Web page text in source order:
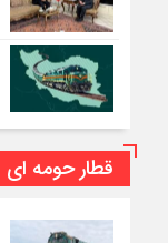
قطار حومه ای